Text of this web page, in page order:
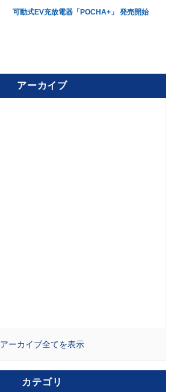
可動式EV充放電器「POCHA+」 発売開始
アーカイブ
アーカイブ全てを表示
カテゴリ